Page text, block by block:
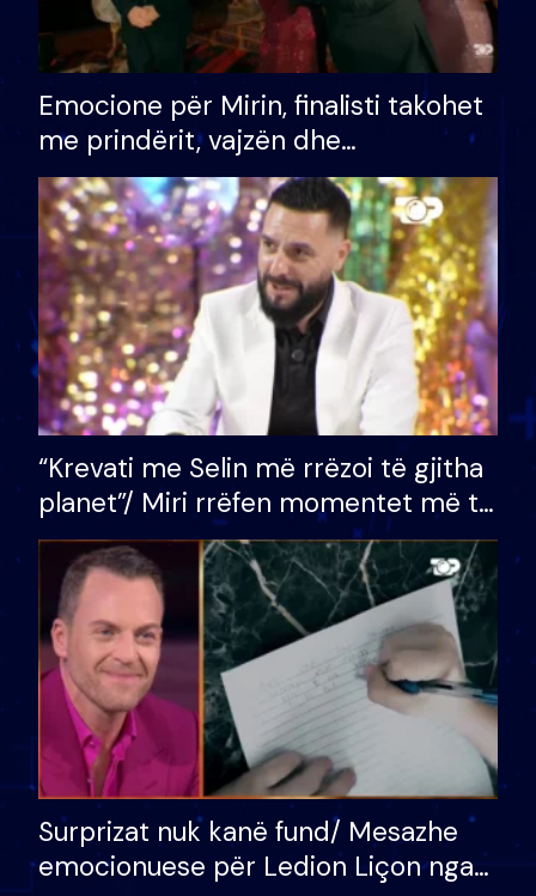
Emocione për Mirin, finalisti takohet
me prindërit, vajzën dhe
bashkëshorten: S’kemi ndonjë letër
divorci apo jo?
“Krevati me Selin më rrëzoi të gjitha
planet”/ Miri rrëfen momentet më të
bukura në shtëpinë e BB VIP: Do më
mungojë zilja e mëngjesit kur…
Surprizat nuk kanë fund/ Mesazhe
emocionuese për Ledion Liçon nga